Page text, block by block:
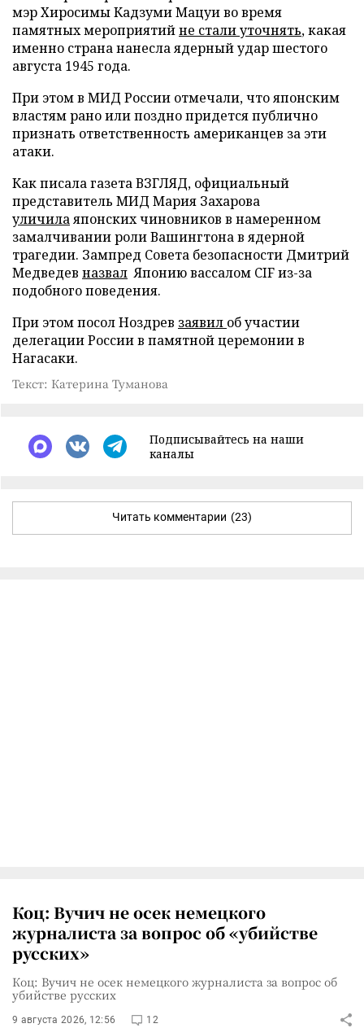
мэр Хиросимы Кадзуми Мацуи во время
памятных мероприятийне стали уточнять, какая
именно страна нанесла ядерный удар шестого
августа 1945 года.
При этом в МИД России отмечали, что японским
властям рано или поздно придется публично
признать ответственность американцев за эти
атаки.
Как писала газета ВЗГЛЯД, официальный
представитель МИД Мария Захарова
уличилаяпонских чиновников в намеренном
замалчивании роли Вашингтона в ядерной
трагедии. Зампред Совета безопасности Дмитрий
Медведев назвал Японию вассалом CIF из-за
подобного поведения.
При этом посол Ноздрев заявил об участии
делегации России в памятной церемонии в
Нагасаки.
Текст: Катерина Туманова
Подписывайтесь на наши
каналы
Читать комментарии (23)
Коц: Вучич не осек немецкого
журналиста за вопрос об «убийстве
русских»
Коц: Вучич не осек немецкого журналиста за вопрос об
убийстве русских
9 августа 2026, 12:56 12